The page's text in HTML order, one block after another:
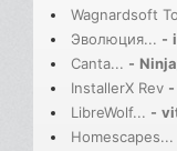
Wagnardsoft To
Эволюция... -
Canta... -
InstallerX Rev -
LibreWolf... -
Homescapes...